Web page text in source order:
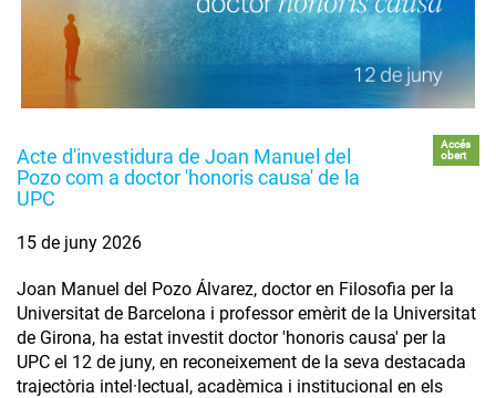
Acte d'investidura de Joan Manuel del
Pozo com a doctor 'honoris causa' de la
UPC
Accés
obert
15 de juny 2026
Joan Manuel del Pozo Álvarez, doctor en Filosofia per la
Universitat de Barcelona i professor emèrit de la Universitat
de Girona, ha estat investit doctor 'honoris causa' per la
UPC el 12 de juny, en reconeixement de la seva destacada
trajectòria intel·lectual, acadèmica i institucional en els